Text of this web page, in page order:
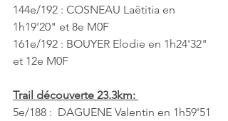
144e/192 : COSNEAU Laëtitia en
1h19'20" et 8e M0F
161e/192 : BOUYER Elodie en 1h24'32"
et 12e M0F
Trail découverte 23.3km:
5e/188 :  DAGUENE Valentin en 1h59'51